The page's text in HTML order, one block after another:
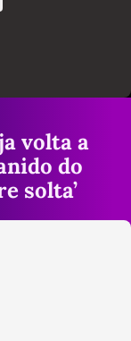
volta a
do
solta’